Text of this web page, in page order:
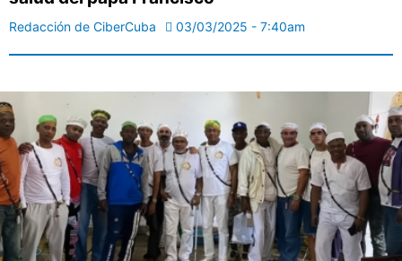
Redacción de CiberCuba 03/03/2025 - 7:40am